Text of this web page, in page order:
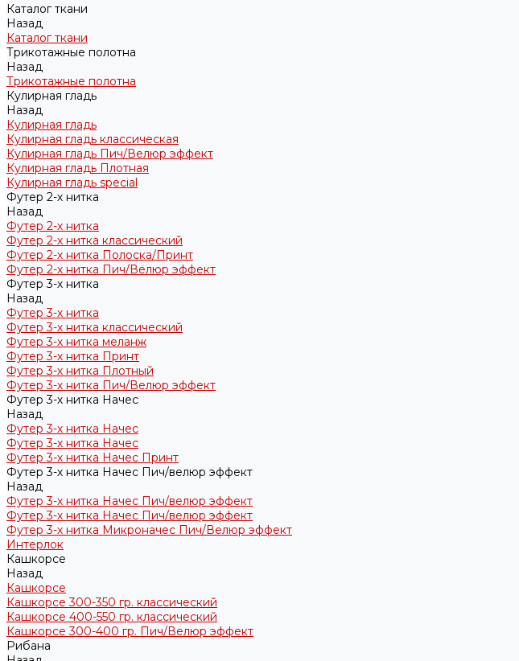
Каталог ткани
Назад
Каталог ткани
Трикотажные полотна
Назад
Трикотажные полотна
Кулирная гладь
Назад
Кулирная гладь
Кулирная гладь классическая
Кулирная гладь Пич/Велюр эффект
Кулирная гладь Плотная
Кулирная гладь special
Футер 2-х нитка
Назад
Футер 2-х нитка
Футер 2-х нитка классический
Футер 2-х нитка Полоска/Принт
Футер 2-х нитка Пич/Велюр эффект
Футер 3-х нитка
Назад
Футер 3-х нитка
Футер 3-х нитка классический
Футер 3-х нитка меланж
Футер 3-х нитка Принт
Футер 3-х нитка Плотный
Футер 3-х нитка Пич/Велюр эффект
Футер 3-х нитка Начес
Назад
Футер 3-х нитка Начес
Футер 3-х нитка Начес
Футер 3-х нитка Начес Принт
Футер 3-х нитка Начес Пич/велюр эффект
Назад
Футер 3-х нитка Начес Пич/велюр эффект
Футер 3-х нитка Начес Пич/велюр эффект
Футер 3-х нитка Микроначес Пич/Велюр эффект
Интерлок
Кашкорсе
Назад
Кашкорсе
Кашкорсе 300-350 гр. классический
Кашкорсе 400-550 гр. классический
Кашкорсе 300-400 гр. Пич/Велюр эффект
Рибана